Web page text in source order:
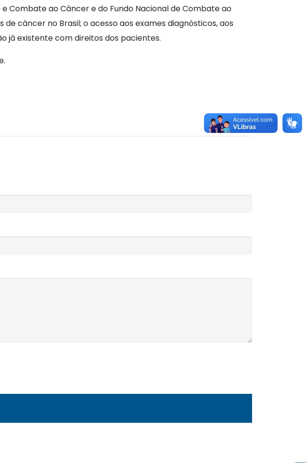
Combate ao Câncer e do Fundo Nacional de Combate ao
câncer no Brasil; o acesso aos exames diagnósticos, aos
já existente com direitos dos pacientes.
e divulgada posteriormente.